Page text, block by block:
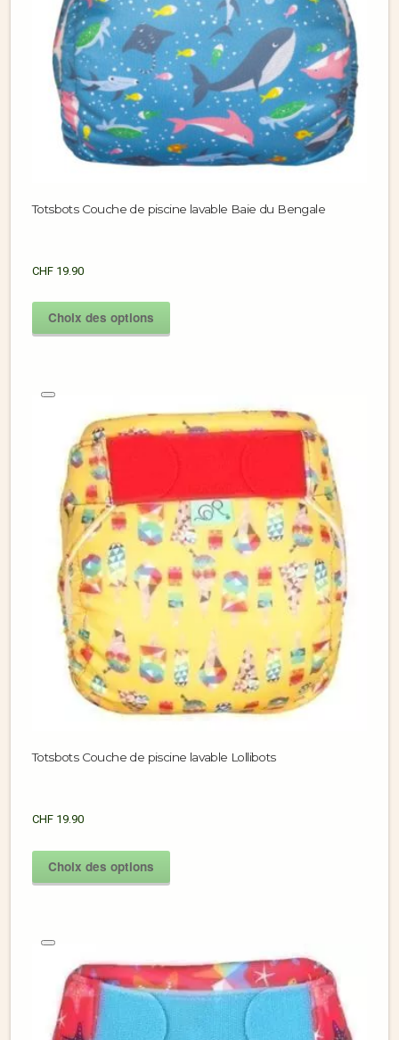
Totsbots Couche de piscine lavable Baie du Bengale
CHF 19.90
Choix des options
Totsbots Couche de piscine lavable Lollibots
CHF 19.90
Choix des options